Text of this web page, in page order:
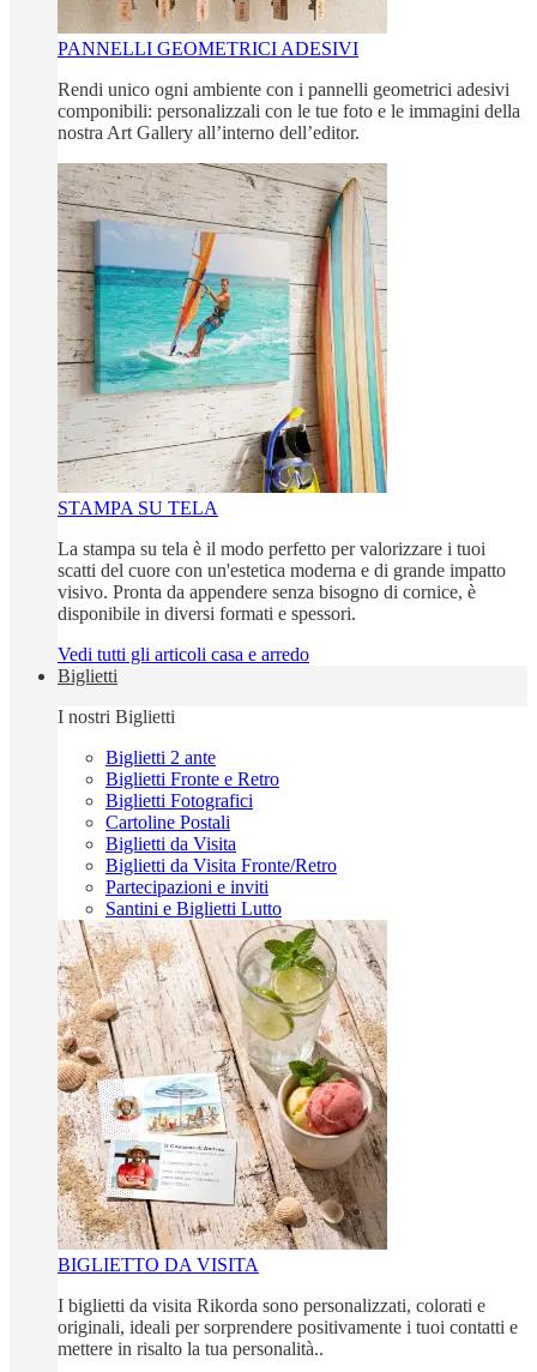
PANNELLI GEOMETRICI ADESIVI
Rendi unico ogni ambiente con i pannelli geometrici adesivi
componibili: personalizzali con le tue foto e le immagini della
nostra Art Gallery all’interno dell’editor.
STAMPA SU TELA
La stampa su tela è il modo perfetto per valorizzare i tuoi
scatti del cuore con un'estetica moderna e di grande impatto
visivo. Pronta da appendere senza bisogno di cornice, è
disponibile in diversi formati e spessori.
Vedi tutti gli articoli casa e arredo
Biglietti
I nostri Biglietti
Biglietti 2 ante
Biglietti Fronte e Retro
Biglietti Fotografici
Cartoline Postali
Biglietti da Visita
Biglietti da Visita Fronte/Retro
Partecipazioni e inviti
Santini e Biglietti Lutto
BIGLIETTO DA VISITA
I biglietti da visita Rikorda sono personalizzati, colorati e
originali, ideali per sorprendere positivamente i tuoi contatti e
mettere in risalto la tua personalità..